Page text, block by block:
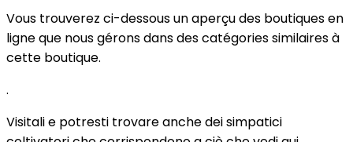
Vous trouverez ci-dessous un aperçu des boutiques en
ligne que nous gérons dans des catégories similaires à
cette boutique.
.
Visitali e potresti trovare anche dei simpatici